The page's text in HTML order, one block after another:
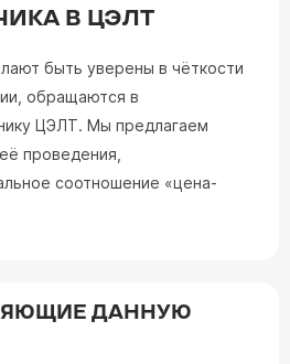
В ЦЭЛТ
быть уверены в чёткости
обращаются в
ЦЭЛТ. Мы предлагаем
проведения,
соотношение «цена-
ДАННУЮ